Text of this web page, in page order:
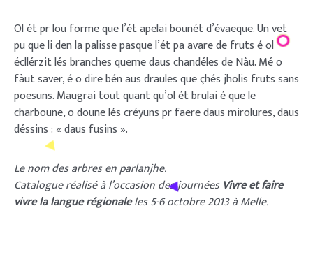
Ol ét pr lou forme que l’ét apelai bounét d’évaeque. Un vet
pu que li den la palisse pasque l’ét pa avare de fruts é ol
écllérzit lés branches queme daus chandéles de Nàu. Mé o
fàut saver, é o dire bén aus draules que çhés jholis fruts sans
poesuns. Maugrai tout quant qu’ol ét brulai é que le
charboune, o doune lés créyuns pr faere daus mirolures, daus
déssins : « daus fusins ».
Le nom des arbres en parlanjhe.
Catalogue réalisé à l’occasion des journées Vivre et faire
vivre la langue régionaleles 5-6 octobre 2013 à Melle.